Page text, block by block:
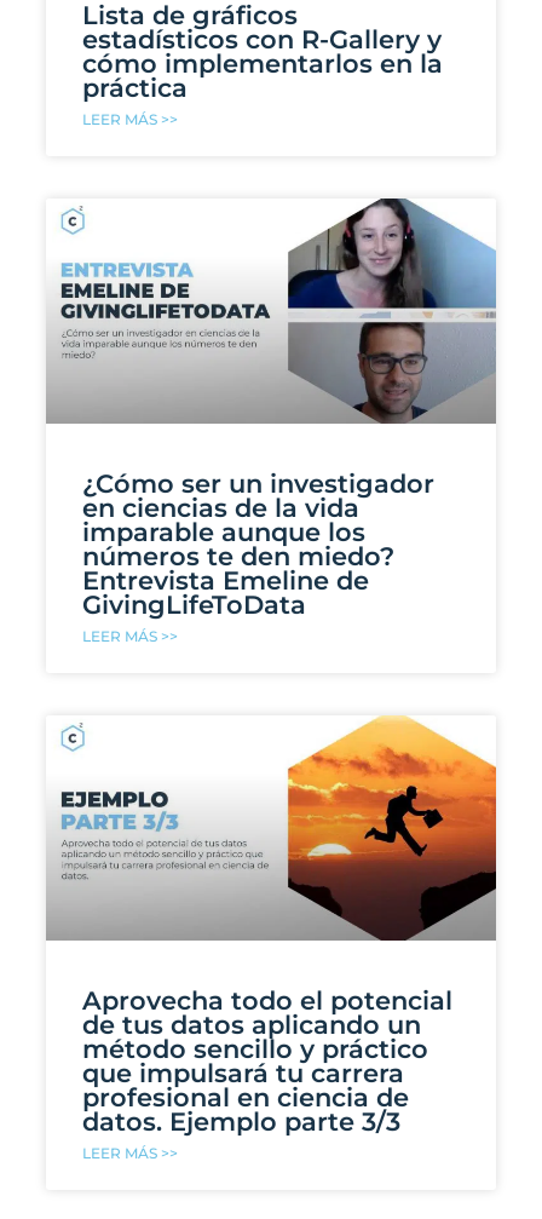
Lista de gráficos
estadísticos con R-Gallery y
cómo implementarlos en la
práctica
LEER MÁS >>
¿Cómo ser un investigador
en ciencias de la vida
imparable aunque los
números te den miedo?
Entrevista Emeline de
GivingLifeToData
LEER MÁS >>
Aprovecha todo el potencial
de tus datos aplicando un
método sencillo y práctico
que impulsará tu carrera
profesional en ciencia de
datos. Ejemplo parte 3/3
LEER MÁS >>